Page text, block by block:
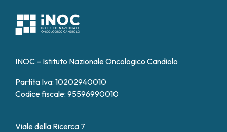
INOC – Istituto Nazionale Oncologico Candiolo
Partita Iva: 10202940010
Codice fiscale: 95596990010
Viale della Ricerca 7